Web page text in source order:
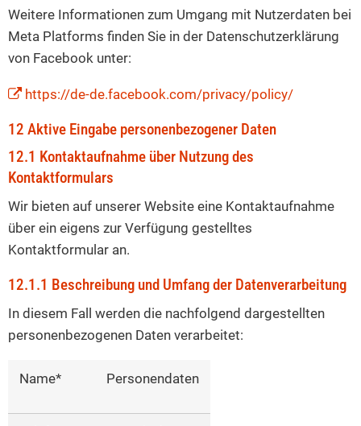
Weitere Informationen zum Umgang mit Nutzerdaten bei
Meta Platforms finden Sie in der Datenschutzerklärung
von Facebook unter:
https://de-de.facebook.com/privacy/policy/
12 Aktive Eingabe personenbezogener Daten
12.1 Kontaktaufnahme über Nutzung des
Kontaktformulars
Wir bieten auf unserer Website eine Kontaktaufnahme
über ein eigens zur Verfügung gestelltes
Kontaktformular an.
12.1.1 Beschreibung und Umfang der Datenverarbeitung
In diesem Fall werden die nachfolgend dargestellten
personenbezogenen Daten verarbeitet:
Name* Personendaten